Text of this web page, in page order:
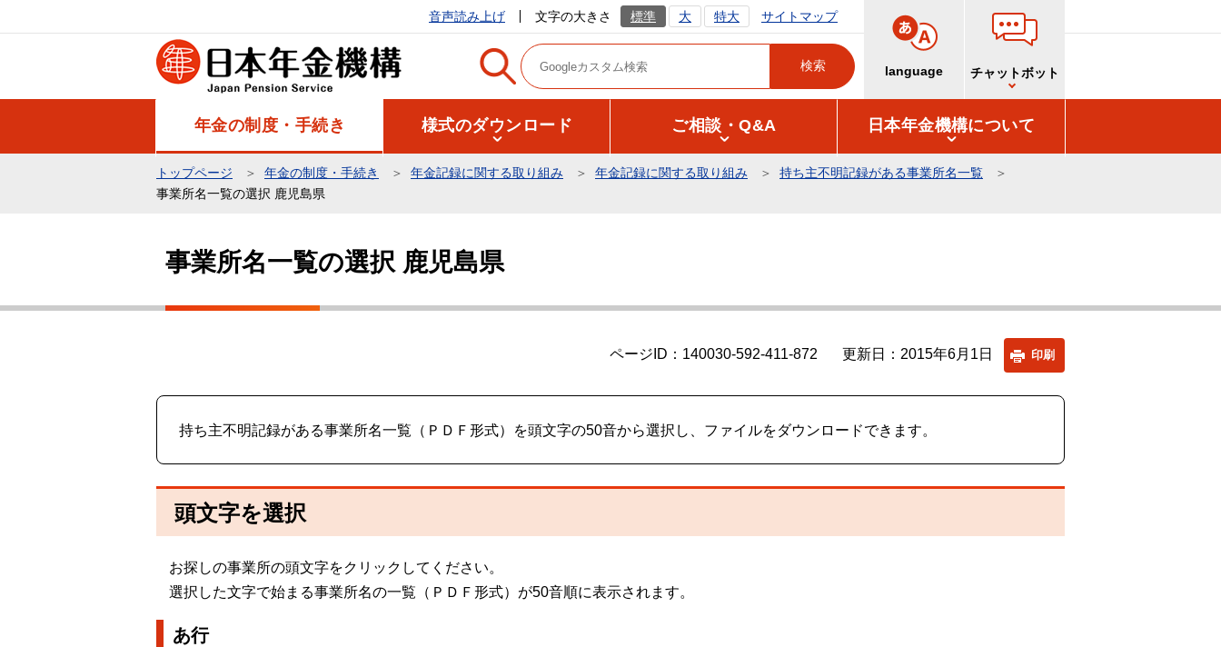
の
音声読み上げ 文字の大きさ 標準 大 特大 サイトマップ
language チャットボット
年金の制度・手続き 様式のダウンロード ご相談・Q&A 日本年金機構について
トップページ 年金の制度・手続き 年金記録に関する取り組み 年金記録に関する取り組み
持ち主不明記録がある事業所名一覧
事業所名一覧の選択 鹿児島県
事業所名一覧の選択 鹿児島県
ページID：140030-592-411-872 更新日：2015年6月1日 印刷
持ち主不明記録がある事業所名一覧（ＰＤＦ形式）を頭文字の50音から選択し、ファイルをダウンロードできます。
頭文字を選択
お探しの事業所の頭文字をクリックしてください。
選択した文字で始まる事業所名の一覧（ＰＤＦ形式）が50音順に表示されます。
あ行